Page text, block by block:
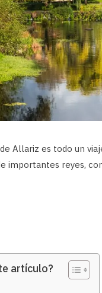
Allariz es todo un
importantes reyes,
artículo?